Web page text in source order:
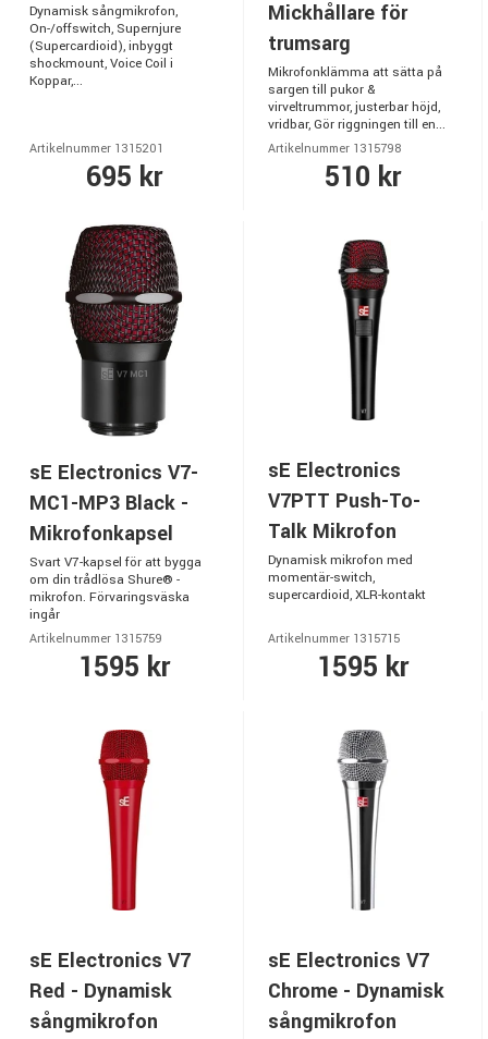
Dynamisk sångmikrofon,
On-/offswitch, Supernjure
(Supercardioid), inbyggt
shockmount, Voice Coil i
Koppar,...
Artikelnummer 1315201
695 kr
Mickhållare för
trumsarg
Mikrofonklämma att sätta på
sargen till pukor &
virveltrummor, justerbar höjd,
vridbar, Gör riggningen till en...
Artikelnummer 1315798
510 kr
sE Electronics V7-
MC1-MP3 Black -
Mikrofonkapsel
Svart V7-kapsel för att bygga
om din trådlösa Shure® -
mikrofon. Förvaringsväska
ingår
Artikelnummer 1315759
1595 kr
sE Electronics
V7PTT Push-To-
Talk Mikrofon
Dynamisk mikrofon med
momentär-switch,
supercardioid, XLR-kontakt
Artikelnummer 1315715
1595 kr
sE Electronics V7
Red - Dynamisk
sångmikrofon
sE Electronics V7
Chrome - Dynamisk
sångmikrofon